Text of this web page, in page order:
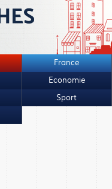
France
Economie
Sport